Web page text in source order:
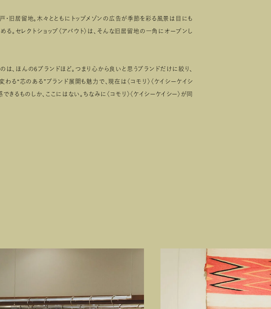
・旧居留地。木々とともにトップメゾンの広告が季節を彩る風景は目にも
る。セレクトショップ〈アバウト〉は、そんな旧居留地の一角にオープンし
は、ほんの6ブランドほど。つまり心から良いと思うブランドだけに絞り、
る“芯のある”ブランド展開も魅力で、現在は〈コモリ〉〈ケイシーケイシ
きるものしか、ここにはない。ちなみに〈コモリ〉〈ケイシーケイシー〉が同